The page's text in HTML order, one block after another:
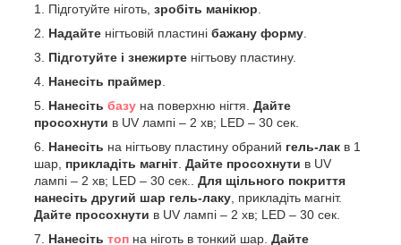
Підготуйте ніготь, зробіть манікюр
Надайте нігтьовій пластині бажану форму
Підготуйте і знежирте нігтьову пластину.
Нанесіть праймер
Нанесіть базу на поверхню нігтя. Дайте
просохнути в UV лампі – 2 хв; LED – 30 сек.
Нанесіть на нігтьову пластину обраний гель-лак в 1
шар, прикладіть магніт Дайте просохнути в UV
лампі – 2 хв; LED – 30 сек.. Для щільного покриття
нанесіть другий шар гель-лаку , прикладіть магніт.
Дайте просохнути в UV лампі – 2 хв; LED – 30 сек.
Нанесіть топ на ніготь в тонкий шар. Дайте